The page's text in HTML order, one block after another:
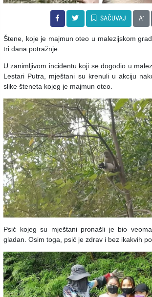
SAČUVAJ A-
Štene, koje je majmun oteo u malezijskom
tri dana potražnje.
U zanimljivom incidentu koji se dogodio u
Lestari Putra, mještani su krenuli u akciju
slike šteneta kojeg je majmun oteo.
Psić kojeg su mještani pronašli je bio
gladan. Osim toga, psić je zdrav i bez ikakvih